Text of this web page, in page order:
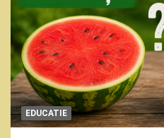
EDUCATIE